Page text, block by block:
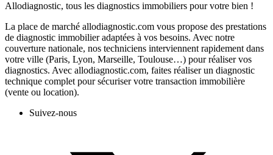
Allodiagnostic, tous les diagnostics immobiliers pour votre bien !
La place de marché allodiagnostic.com vous propose des prestations
de diagnostic immobilier adaptées à vos besoins. Avec notre
couverture nationale, nos techniciens interviennent rapidement dans
votre ville (Paris, Lyon, Marseille, Toulouse…) pour réaliser vos
diagnostics. Avec allodiagnostic.com, faites réaliser un diagnostic
technique complet pour sécuriser votre transaction immobilière
(vente ou location).
Suivez-nous